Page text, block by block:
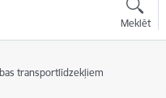
Meklēt
transportlīdzekļiem